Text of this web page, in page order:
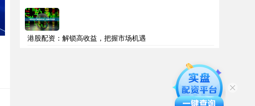
港股配资：解锁高收益，把握市场机遇